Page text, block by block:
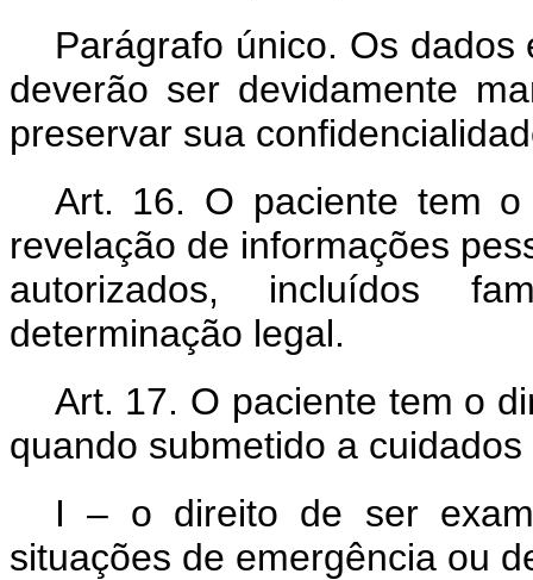
Parágrafo único. Os
deverão ser devidamente
preservar sua
Art. 16. O paciente tem
revelação de informações
autorizados, incluídos
determinação legal.
Art. 17. O paciente tem o
quando submetido a
I – o direito de ser
situações de emergência ou